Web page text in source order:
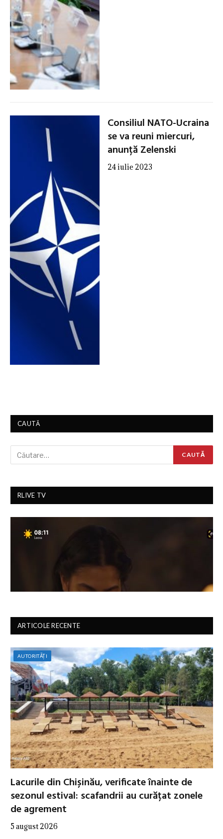
Consiliul NATO-Ucraina
se va reuni miercuri,
anunță Zelenski
24 iulie 2023
CAUTĂ
RLIVE TV
ARTICOLE RECENTE
AUTORITĂȚI
Lacurile din Chișinău, verificate înainte de
sezonul estival: scafandrii au curățat zonele
de agrement
5 august 2026